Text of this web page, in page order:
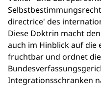
directrice' des
Diese Doktrin macht
auch im Hinblick auf
fruchtbar und ordnet
Integrationsschranken